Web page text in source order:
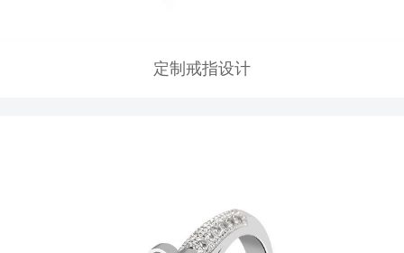
定制戒指设计